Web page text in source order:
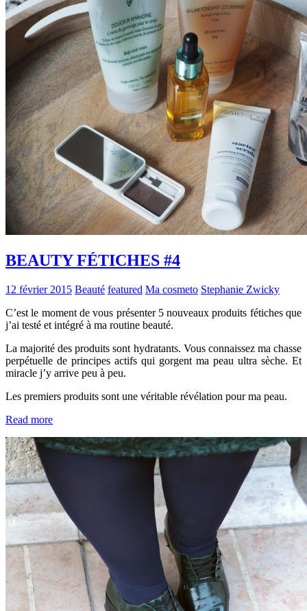
BEAUTY FÉTICHES #4
12 février 2015 Beauté featured Ma cosmeto Stephanie Zwicky
C’est le moment de vous présenter 5 nouveaux produits fétiches que
j’ai testé et intégré à ma routine beauté.
La majorité des produits sont hydratants. Vous connaissez ma chasse
perpétuelle de principes actifs qui gorgent ma peau ultra sèche. Et
miracle j’y arrive peu à peu.
Les premiers produits sont une véritable révélation pour ma peau.
Read more